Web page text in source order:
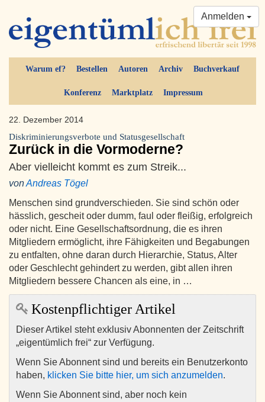
Warum ef? Bestellen Autoren Archiv Buchverkauf
Konferenz Marktplatz Impressum
Anmelden
22. Dezember 2014
Diskriminierungsverbote und Statusgesellschaft
Zurück in die Vormoderne?
Aber vielleicht kommt es zum Streik...
vonAndreas Tögel
Menschen sind grundverschieden. Sie sind schön oder
hässlich, gescheit oder dumm, faul oder fleißig, erfolgreich
oder nicht. Eine Gesellschaftsordnung, die es ihren
Mitgliedern ermöglicht, ihre Fähigkeiten und Begabungen
zu entfalten, ohne daran durch Hierarchie, Status, Alter
oder Geschlecht gehindert zu werden, gibt allen ihren
Mitgliedern bessere Chancen als eine, in …
Kostenpflichtiger Artikel
Dieser Artikel steht exklusiv Abonnenten der Zeitschrift
„eigentümlich frei“ zur Verfügung.
Wenn Sie Abonnent sind und bereits ein Benutzerkonto
haben, klicken Sie bitte hier, um sich anzumelden.
Wenn Sie Abonnent sind, aber noch kein